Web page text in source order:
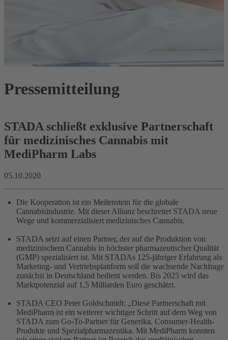
Pressemitteilung
STADA schließt exklusive Partnerschaft
für medizinisches Cannabis mit
MediPharm Labs
05.10.2020
Die Kooperation ist ein Meilenstein für die globale
Cannabisindustrie. Mit dieser Allianz beschreitet STADA neue
Wege und kommerzialisiert medizinisches Cannabis.
STADA setzt auf einen Partner, der auf die Produktion von
medizinischem Cannabis in höchster pharmazeutischer Qualität
(GMP) spezialisiert ist. Mit STADAs 125-jähriger Erfahrung als
Marketing- und Vertriebsplattform soll die wachsende Nachfrage
zunächst in Deutschland bedient werden. Bis 2025 wird das
Marktpotenzial auf 1,5 Milliarden Euro geschätzt.
STADA CEO Peter Goldschmidt: „Diese Partnerschaft mit
MediPharm ist ein weiterer wichtiger Schritt auf dem Weg von
STADA zum Go-To-Partner für Generika, Consumer-Health-
Produkte und Spezialpharmazeutika. Mit MediPharm konnten